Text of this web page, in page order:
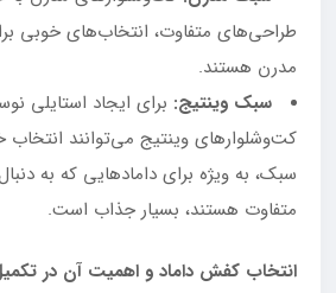
طراحی‌های متفاوت، انتخاب‌های خوبی
مدرن هستند.
سبک وینتیج: برای ایجاد استایلی
کت‌وشلوارهای وینتیج می‌توانند انتخاب
سبک، به ویژه برای دامادهایی که به
متفاوت هستند، بسیار جذاب است.
انتخاب کفش داماد و اهمیت آن در